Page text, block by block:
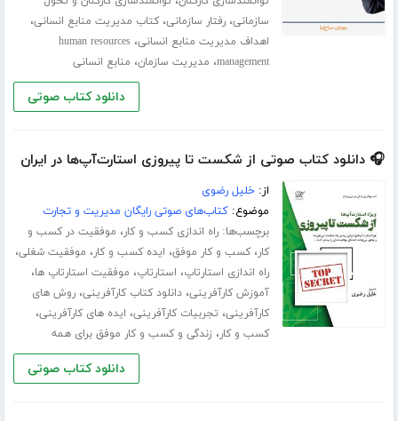
سازمانی،رفتار سازمانی،کتاب مدیریت منابع انسانی،
اهداف مدیریت منابع انسانی،human resources
management، مدیریت سازمان، منابع انسانی
دانلود کتاب صوتی
🎧 دانلود کتاب صوتی از شکست تا پیروزی استارت‌آپ‌ها در ایران
از:خلیل رضوی
موضوع:کتاب‌های صوتی رایگان مدیریت و تجارت
برچسب‌ها:راه اندازی کسب و کار، موفقیت در کسب و
کار،کسب و کار موفق، ایده کسب و کار، موفقیت شغلی،
راه اندازی استارتاپ، استارتاپ، موفقیت استارتاپ ها،
آموزش کارآفرینی،دانلود کتاب کارآفرینی،روش های
کارآفرینی، تجربیات کارآفرینی، ایده های کارآفرینی،
کسب و کار، زندگی و کسب و کار موفق برای همه
دانلود کتاب صوتی